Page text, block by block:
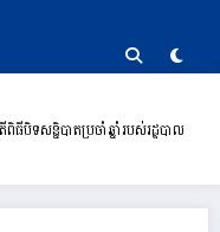
ទសន្និបាតប្រចាំឆ្នាំរបស់រដ្ឋបាល